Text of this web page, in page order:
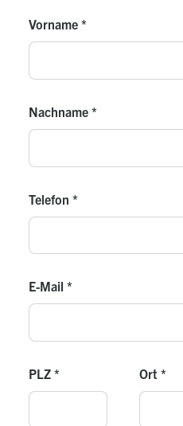
Vorname *
Nachname *
Telefon *
E-Mail *
PLZ * Ort *